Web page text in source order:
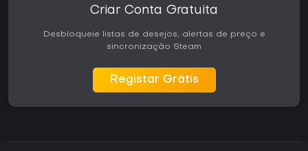
Criar Conta Gratuita
Desbloqueie listas de desejos, alertas de preço e
sincronização Steam
Registar Grátis